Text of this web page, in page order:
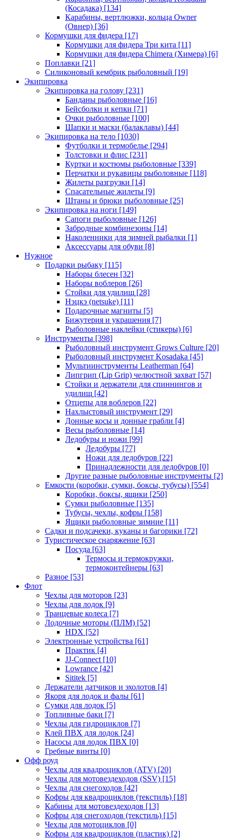
(Косадака) [134]
Карабины, вертлюжки, кольца Owner
(Овнер) [36]
Кормушки для фидера [17]
Кормушки для фидера Три кита [11]
Кормушки для фидера Chimera (Химера) [6]
Поплавки [21]
Силиконовый кембрик рыболовный [19]
Экипировка
Экипировка на голову [231]
Банданы рыболовные [16]
Бейсболки и кепки [71]
Очки рыболовные [100]
Шапки и маски (балаклавы) [44]
Экипировка на тело [1030]
Футболки и термобелье [294]
Толстовки и флис [231]
Куртки и костюмы рыболовные [339]
Перчатки и рукавицы рыболовные [118]
Жилеты разгрузки [14]
Спасательные жилеты [9]
Штаны и брюки рыболовные [25]
Экипировка на ноги [149]
Сапоги рыболовные [126]
Забродные комбинезоны [14]
Наколенники для зимней рыбалки [1]
Аксессуары для обуви [8]
Нужное
Подарки рыбаку [115]
Наборы блесен [32]
Наборы воблеров [26]
Стойки для удилищ [28]
Нэцкэ (netsuke) [11]
Подарочные магниты [5]
Бижутерия и украшения [7]
Рыболовные наклейки (стикеры) [6]
Инструменты [398]
Рыболовный инструмент Grows Culture [20]
Рыболовный инструмент Kosadaka [45]
Мультиинструменты Leatherman [64]
Липгрип (Lip Grip) челюстной захват [57]
Стойки и держатели для спиннингов и
удилищ [42]
Отцепы для воблеров [22]
Нахлыстовый инструмент [29]
Донные косы и донные грабли [4]
Весы рыболовные [14]
Ледобуры и ножи [99]
Ледобуры [77]
Ножи для ледобуров [22]
Принадлежности для ледобуров [0]
Другие разные рыболовные инструменты [2]
Емкости (коробки, сумки, боксы, тубусы) [554]
Коробки, боксы, ящики [250]
Сумки рыболовные [135]
Тубусы, чехлы, кофры [158]
Ящики рыболовные зимние [11]
Садки и подсачеки, куканы и багорики [72]
Туристическое снаряжение [63]
Посуда [63]
Термосы и термокружки,
термоконтейнеры [63]
Разное [53]
Флот
Чехлы для моторов [23]
Чехлы для лодок [9]
Транцевые колеса [7]
Лодочные моторы (ПЛМ) [52]
HDX [52]
Электронные устройства [61]
Практик [4]
JJ-Connect [10]
Lowrance [42]
Sititek [5]
Держатели датчиков и эхолотов [4]
Якоря для лодок и фалы [61]
Сумки для лодок [5]
Топливные баки [7]
Чехлы для гидроциклов [7]
Клей ПВХ для лодок [24]
Насосы для лодок ПВХ [0]
Гребные винты [0]
Офф роуд
Чехлы для квадроциклов (ATV) [20]
Чехлы для мотовездеходов (SSV) [15]
Чехлы для снегоходов [42]
Кофры для квадроциклов (текстиль) [18]
Кабины для мотовездеходов [13]
Кофры для снегоходов (текстиль) [15]
Чехлы для мотоциклов [0]
Кофры для квадроциклов (пластик) [2]